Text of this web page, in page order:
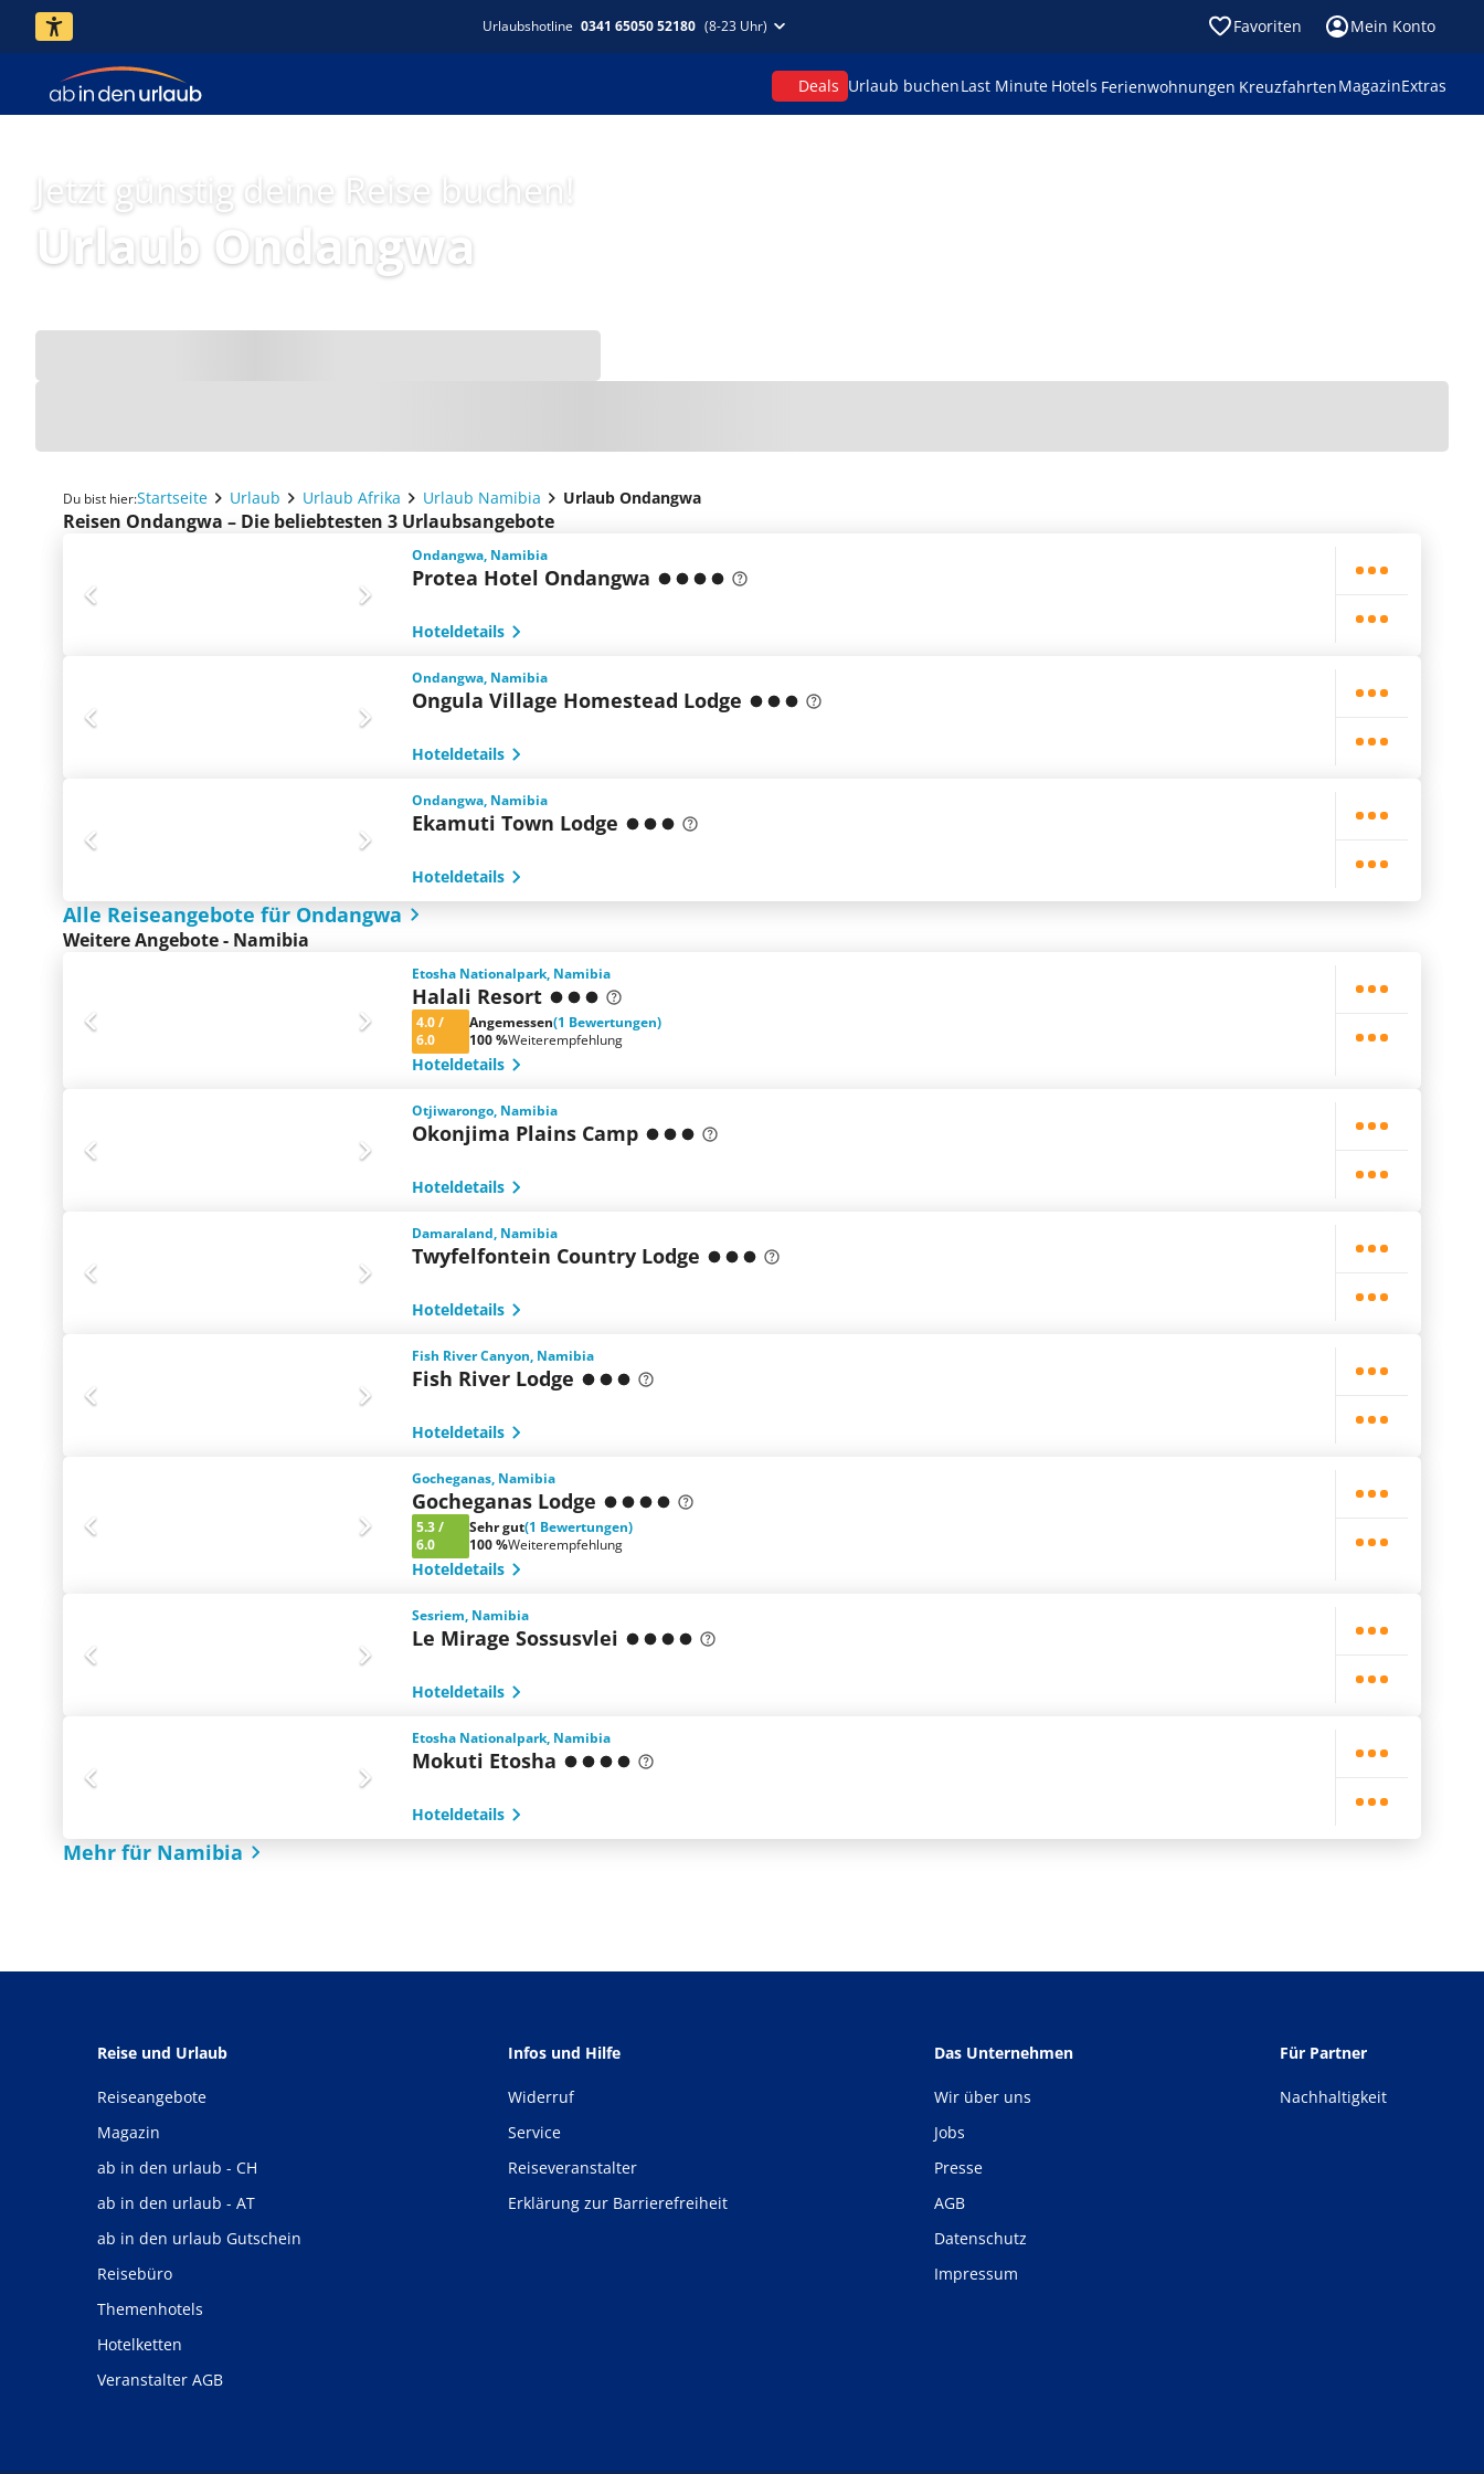
Urlaubshotline 0341 65050 52180 (8-23 Uhr) Favoriten Mein Konto
Deals Urlaub buchenLast Minute Hotels Ferienwohnungen KreuzfahrtenMagazinExtras
Jetzt günstig deine Reise buchen!
Urlaub Ondangwa
Du bist hier:Startseite Urlaub Urlaub Afrika Urlaub Namibia Urlaub Ondangwa
Reisen Ondangwa – Die beliebtesten 3 Urlaubsangebote
Ondangwa, Namibia
Protea Hotel Ondangwa
Hoteldetails
Ondangwa, Namibia
Ongula Village Homestead Lodge
Hoteldetails
Ondangwa, Namibia
Ekamuti Town Lodge
Hoteldetails
Alle Reiseangebote für Ondangwa
Weitere Angebote - Namibia
Etosha Nationalpark, Namibia
Halali Resort
4.0/
6.0
Angemessen(1 Bewertungen)
100 %Weiterempfehlung
Hoteldetails
Otjiwarongo, Namibia
Okonjima Plains Camp
Hoteldetails
Damaraland, Namibia
Twyfelfontein Country Lodge
Hoteldetails
Fish River Canyon, Namibia
Fish River Lodge
Hoteldetails
Gocheganas, Namibia
Gocheganas Lodge
5.3/
6.0
Sehr gut(1 Bewertungen)
100 %Weiterempfehlung
Hoteldetails
Sesriem, Namibia
Le Mirage Sossusvlei
Hoteldetails
Etosha Nationalpark, Namibia
Mokuti Etosha
Hoteldetails
Mehr für Namibia
Reise und Urlaub
Reiseangebote
Magazin
ab in den urlaub - CH
ab in den urlaub - AT
ab in den urlaub Gutschein
Reisebüro
Themenhotels
Hotelketten
Veranstalter AGB
Infos und Hilfe
Widerruf
Service
Reiseveranstalter
Erklärung zur Barrierefreiheit
Das Unternehmen
Wir über uns
Jobs
Presse
AGB
Datenschutz
Impressum
Für Partner
Nachhaltigkeit